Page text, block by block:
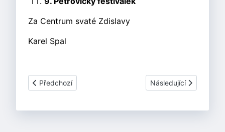
Za Centrum svaté Zdislavy
Karel Spal
Předchozí článek: Novinky - září 2018
Předchozí Další článek: Novinky
Následující